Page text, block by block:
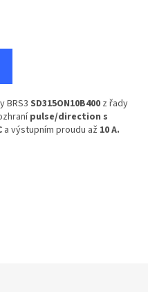
BRS3 SD315ON10B400 z řady
pulse/direction s
a výstupním proudu až 10 A.